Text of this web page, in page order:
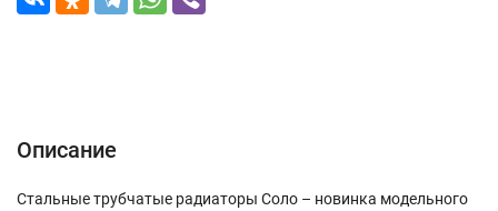
Описание
Стальные трубчатые радиаторы Соло – новинка модельного